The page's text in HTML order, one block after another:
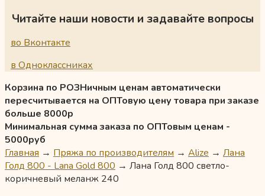
Читайте наши новости и задавайте вопросы
во Вконтакте
в Одноклассниках
Корзина по РОЗНичным ценам автоматически
пересчитывается на ОПТовую цену товара при заказе
больше 8000р
Минимальная сумма заказа по ОПТовым ценам -
5000руб
Главная → Пряжа по производителям → Alize → Лана
Голд 800 - Lana Gold 800 → Лана Голд 800 светло-
коричневый меланж 240